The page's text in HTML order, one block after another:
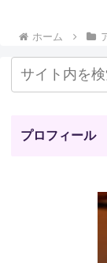
ホーム
プロフィール